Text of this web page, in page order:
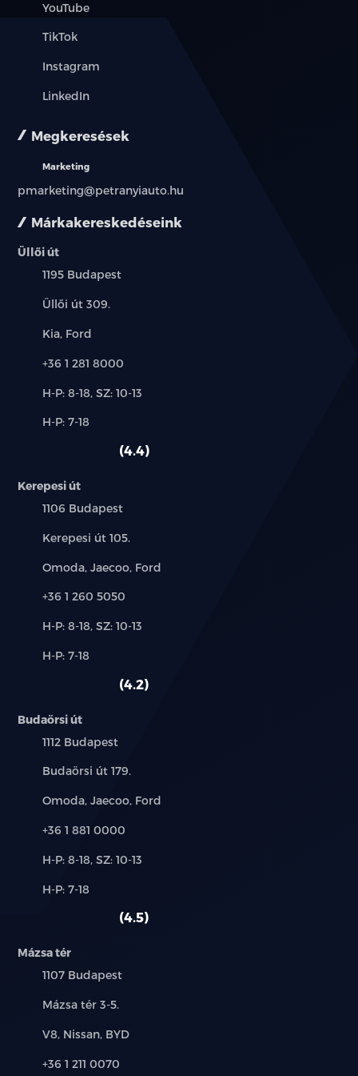
Márkakereskedéseink
Üllői út
Település:
1195 Budapest
Cím:
Üllői út 309.
Márkák:
Kia, Ford
Telefon:
+36 1 281 8000
Új-
használt
H-P: 8-18, SZ: 10-13
Alkatrész,
H-P: 7-18
4.4
Kerepesi út
Település:
1106 Budapest
Cím:
Kerepesi út 105.
Márkák:
Omoda, Jaecoo, Ford
Telefon:
+36 1 260 5050
Új-
használt
H-P: 8-18, SZ: 10-13
Alkatrész,
H-P: 7-18
4.2
Budaörsi út
Település:
1112 Budapest
Cím:
Budaörsi út 179.
Márkák:
Omoda, Jaecoo, Ford
Telefon:
+36 1 881 0000
Új-
használt
H-P: 8-18, SZ: 10-13
Alkatrész,
H-P: 7-18
4.5
Mázsa tér
Település:
1107 Budapest
Cím:
Mázsa tér 3-5.
Márkák:
V8, Nissan, BYD
Telefon:
+36 1 211 0070
YouTube
TikTok
Instagram
LinkedIn
Megkeresések
Marketing
pmarketing@petranyiauto.hu